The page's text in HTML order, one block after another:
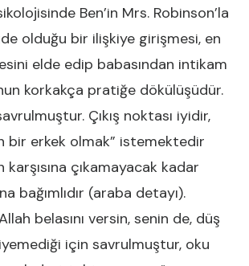
Ben’in Mrs. Robinson’la
olduğu bir ilişkiye girişmesi, en
elde edip babasından intikam
korkakça pratiğe dökülüşüdür.
Çıkış noktası iyidir,
bir erkek olmak” istemektedir
karşısına çıkamayacak kadar
bağımlıdır (araba detayı).
belasını versin, senin de, düş
için savrulmuştur, oku